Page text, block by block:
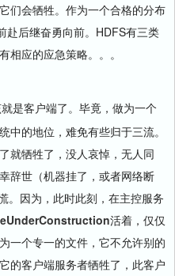
们会牺牲。作为一个合格的分布
赴后继奋勇向前。HDFS有三类
相应的应急策略。。。
客户端了。毕竟，做为一个
中的地位，难免有些归于三流。
就牺牲了，没人哀悼，无人同
辞世（机器挂了，或者网络断
。因为，此时此刻，在主控服务
活着，仅仅
一个专一的文件，它不允许别的
的客户端服务者牺牲了，此客户